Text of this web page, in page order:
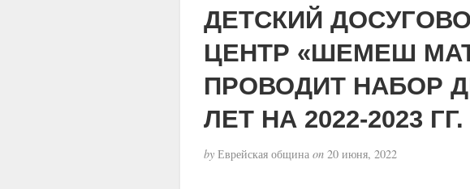
ДЕТСКИЙ
ЦЕНТР «ШЕМЕШ
ПРОВОДИТ НАБОР
ЛЕТ НА 2022-2023 ГГ.
byЕврейская община on20 июня, 2022